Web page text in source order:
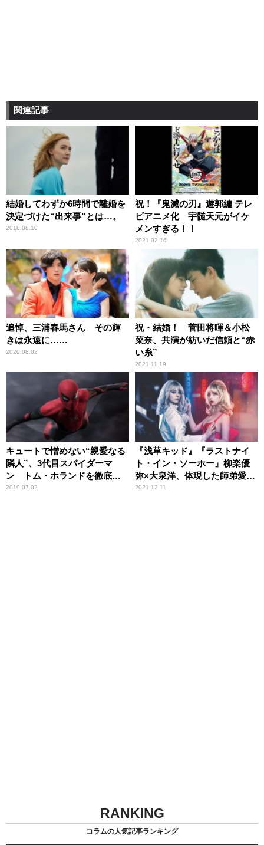
関連記事
結婚してわずか6時間で離婚を
決定づけた“出来事”とは…。
2018.08.10
祝！『鬼滅の刃』遊郭編 テレ
ビアニメ化 宇髄天元がイケ
メンすぎる！！
2021.02.16
追悼、三浦春馬さん その輝
きは永遠に……
2020.08.02
祝・結婚！ 菅田将暉＆小松
菜奈、共演が紡いだ信頼と“赤
い糸”
2021.11.19
キュートで憎めない“親愛なる
隣人”、3代目スパイダーマ
ン トム・ホランドを徹底解
剖！
2019.07.02
『浅草キッド』『ラストナイ
ト・イン・ソーホー』柳楽優
弥×大泉洋、体現した師弟愛＆
エドガー・ライト監督最高傑
2021.12.11
RANKING
コラムの人気記事ランキング